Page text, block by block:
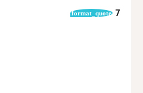
format_quote 7